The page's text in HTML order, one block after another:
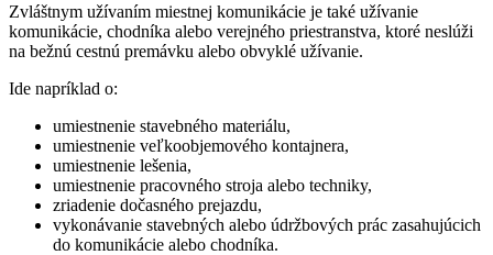
Zvláštnym užívaním miestnej komunikácie je také užívanie
komunikácie, chodníka alebo verejného priestranstva, ktoré neslúži
na bežnú cestnú premávku alebo obvyklé užívanie.
Ide napríklad o:
umiestnenie stavebného materiálu,
umiestnenie veľkoobjemového kontajnera,
umiestnenie lešenia,
umiestnenie pracovného stroja alebo techniky,
zriadenie dočasného prejazdu,
vykonávanie stavebných alebo údržbových prác zasahujúcich
do komunikácie alebo chodníka.